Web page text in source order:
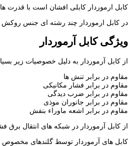
کابل ارموردار کابلی افشان است با قدرت
در کابل ارموردار چند رشته ای جنس روکش
ویژگی کابل آرموردار
از کابل آرموردار به دلیل خصوصیات زیر
مقاوم در برابر تنش ها
مقاوم در برابر فشار مکانیکی
مقاوم در برابر ضرب دیدگی
مقاوم در برابر جانوران موذی
مقاوم در برابر اشعه ماوراء بنفش
از کابل آرموردار در شبکه های انتقال
کابل های آرموردار توسط گلندهای